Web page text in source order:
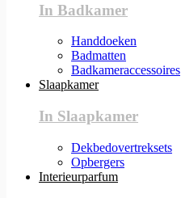
In Badkamer
Handdoeken
Badmatten
Badkameraccessoires
Slaapkamer
In Slaapkamer
Dekbedovertreksets
Opbergers
Interieurparfum